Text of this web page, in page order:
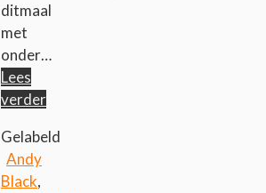
ditmaal
met
onder…
Lees
verder
Gelabeld
Andy
Black,